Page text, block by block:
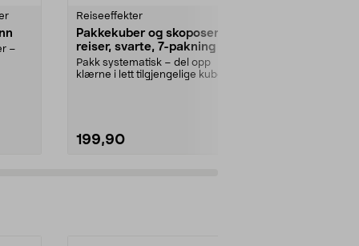
–
Reiseeffekter
Pakkekuber og skoposer for
reiser, svarte, 7-pakning
Pakk systematisk – del opp
klærne i lett tilgjengelige kuber i
199,90